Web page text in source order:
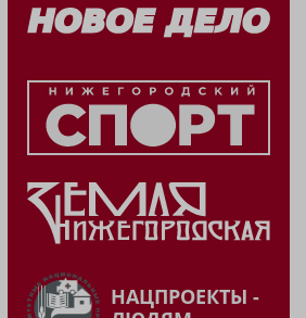
НАЦПРОЕКТЫ -